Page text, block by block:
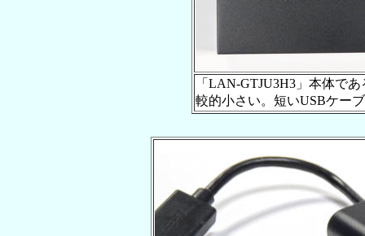
「LAN-GTJU3H3」本体で
較的小さい。短いUSBケー